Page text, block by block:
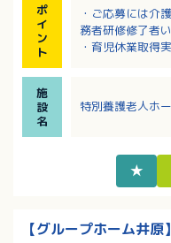
ポ
イ
ン
ト
・ご応募には介
務者研修修了者
・育児休業取得
・幅広い世代の
施
設
名
特別養護老人ホ
★
【グループホーム井